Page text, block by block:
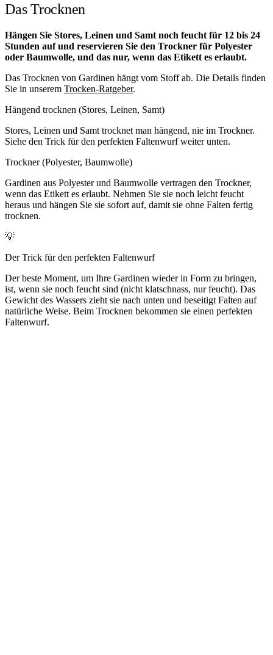
Das Trocknen
Hängen Sie Stores, Leinen und Samt noch feucht für 12 bis 24
Stunden auf und reservieren Sie den Trockner für Polyester
oder Baumwolle, und das nur, wenn das Etikett es erlaubt.
Das Trocknen von Gardinen hängt vom Stoff ab. Die Details finden
Sie in unserem Trocken-Ratgeber.
Hängend trocknen (Stores, Leinen, Samt)
Stores, Leinen und Samt trocknet man hängend, nie im Trockner.
Siehe den Trick für den perfekten Faltenwurf weiter unten.
Trockner (Polyester, Baumwolle)
Gardinen aus Polyester und Baumwolle vertragen den Trockner,
wenn das Etikett es erlaubt. Nehmen Sie sie noch leicht feucht
heraus und hängen Sie sie sofort auf, damit sie ohne Falten fertig
trocknen.
💡
Der Trick für den perfekten Faltenwurf
Der beste Moment, um Ihre Gardinen wieder in Form zu bringen,
ist, wenn sie noch feucht sind (nicht klatschnass, nur feucht). Das
Gewicht des Wassers zieht sie nach unten und beseitigt Falten auf
natürliche Weise. Beim Trocknen bekommen sie einen perfekten
Faltenwurf.